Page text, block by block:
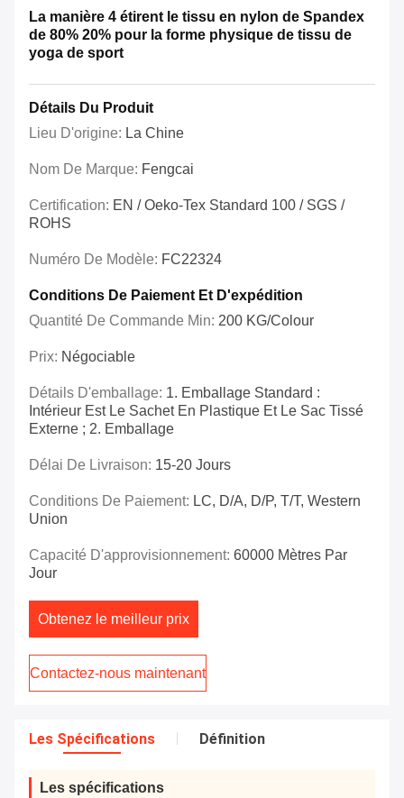
La manière 4 étirent le tissu en nylon de Spandex
de 80% 20% pour la forme physique de tissu de
yoga de sport
Détails Du Produit
Lieu D'origine: La Chine
Nom De Marque: Fengcai
Certification: EN / Oeko-Tex Standard 100 / SGS /
ROHS
Numéro De Modèle: FC22324
Conditions De Paiement Et D'expédition
Quantité De Commande Min: 200 KG/Colour
Prix: Négociable
Détails D'emballage: 1. Emballage Standard :
Intérieur Est Le Sachet En Plastique Et Le Sac Tissé
Externe ; 2. Emballage
Délai De Livraison: 15-20 Jours
Conditions De Paiement: LC, D/A, D/P, T/T, Western
Union
Capacité D'approvisionnement: 60000 Mètres Par
Jour
Obtenez le meilleur prix
Contactez-nous maintenant
Les Spécifications Définition
Les spécifications